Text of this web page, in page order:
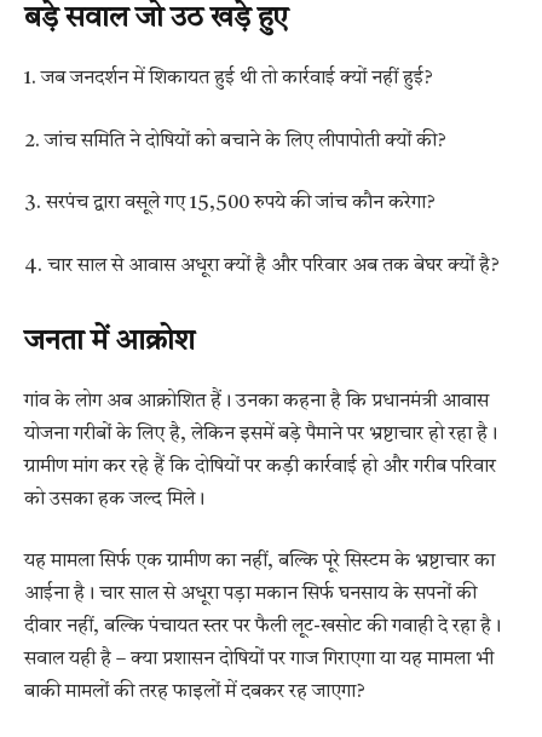
बड़े सवाल जो उठ खड़े हुए
1. जब जनदर्शन में शिकायत हुई थी तो कार्रवाई क्यों नहीं हुई?
2. जांच समिति ने दोषियों को बचाने के लिए लीपापोती क्यों की?
3. सरपंच द्वारा वसूले गए 15,500 रुपये की जांच कौन करेगा?
4. चार साल से आवास अधूरा क्यों है और परिवार अब तक बेघर क्यों है?
जनता में आक्रोश
गांव के लोग अब आक्रोशित हैं। उनका कहना है कि प्रधानमंत्री आवास
योजना गरीबों के लिए है, लेकिन इसमें बड़े पैमाने पर भ्रष्टाचार हो रहा है।
ग्रामीण मांग कर रहे हैं कि दोषियों पर कड़ी कार्रवाई हो और गरीब परिवार
को उसका हक जल्द मिले।
यह मामला सिर्फ एक ग्रामीण का नहीं, बल्कि पूरे सिस्टम के भ्रष्टाचार का
आईना है। चार साल से अधूरा पड़ा मकान सिर्फ घनसाय के सपनों की
दीवार नहीं, बल्कि पंचायत स्तर पर फैली लूट-खसोट की गवाही दे रहा है।
सवाल यही है – क्या प्रशासन दोषियों पर गाज गिराएगा या यह मामला भी
बाकी मामलों की तरह फाइलों में दबकर रह जाएगा?